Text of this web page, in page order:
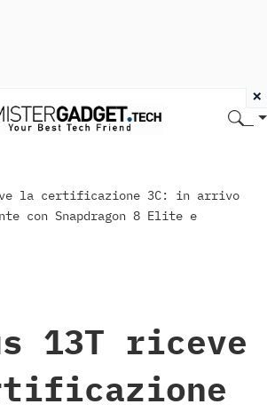
la certificazione 3C: in arrivo
con Snapdragon 8 Elite e
13T riceve
×